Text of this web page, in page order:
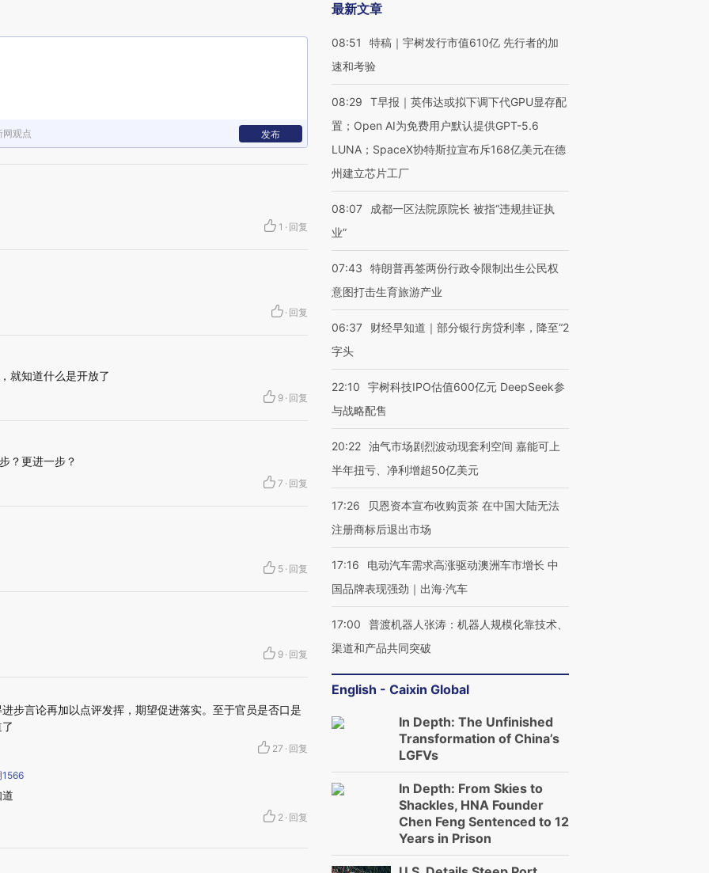
网观点 发布
1 · 回复
· 回复
就知道什么是开放了
9 · 回复
？更进一步？
7 · 回复
5 · 回复
9 · 回复
步言论再加以点评发挥，期望促进落实。至于官员是否口是
27 · 回复
2 · 回复
最新文章
08:51
特稿｜宇树发行市值610亿 先行者的加
速和考验
08:29
T早报｜英伟达或拟下调下代GPU显存配
置；Open AI为免费用户默认提供GPT-5.6
LUNA；SpaceX协特斯拉宣布斥168亿美元在德
州建立芯片工厂
08:07
成都一区法院原院长 被指“违规挂证执
业”
07:43
特朗普再签两份行政令限制出生公民权
意图打击生育旅游产业
06:37
财经早知道｜部分银行房贷利率，降至“2
字头
22:10
宇树科技IPO估值600亿元 DeepSeek参
与战略配售
20:22 油气市场剧烈波动现套利空间 嘉能可上
半年扭亏、净利增超50亿美元
17:26
贝恩资本宣布收购贡茶 在中国大陆无法
注册商标后退出市场
17:16
电动汽车需求高涨驱动澳洲车市增长 中
国品牌表现强劲｜出海·汽车
17:00
普渡机器人张涛：机器人规模化靠技术、
渠道和产品共同突破
English - Caixin Global
In Depth: The Unfinished
Transformation of China’s
LGFVs
In Depth: From Skies to
Shackles, HNA Founder
Chen Feng Sentenced to 12
Years in Prison